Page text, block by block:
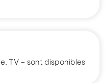
TV – sont disponibles